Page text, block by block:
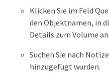
Klicken Sie im Feld
den Objektnamen, in
Details zum Volume
Suchen Sie nach
hinzugefügt wurden.